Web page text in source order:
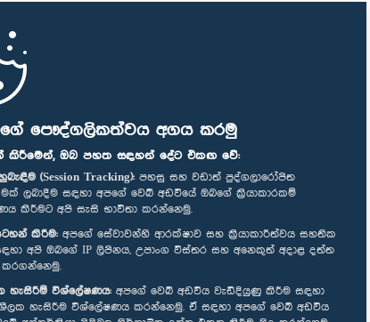
පෞද්ගලිකත්වය අගය කරමු
කිරීමෙන්, ඔබ පහත සඳහන් දේට එකඟ වේ:
(Session Tracking): පහසු සහ වඩාත් පුද්ගලාරෝපිත
ලබාදීම සඳහා අපගේ වෙබ් අඩවියේ ඔබගේ ක්‍රියාකාරකම්
කිරීමට අපි සැසි භාවිතා කරන්නෙමු.
කිරීම: අපගේ සේවාවන්හි ආරක්ෂාව සහ ක්‍රියාකාරීත්වය සහතික
අපි ඔබගේ IP ලිපිනය, උපාංග විස්තර සහ අනෙකුත් අදාළ දත්ත
හැසිරීම් විශ්ලේෂණය: අපගේ වෙබ් අඩවිය වැඩිදියුණු කිරීම සඳහා
හැසිරීම විශ්ලේෂණය කරන්නෙමු. ඒ සඳහා අපගේ වෙබ් අඩවිය